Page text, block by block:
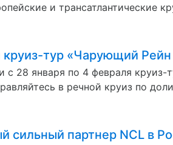
и трансатлантические
тур «Чарующий
с 28 января по 4 февраля
в речной круиз по
сильный партнер NCL в